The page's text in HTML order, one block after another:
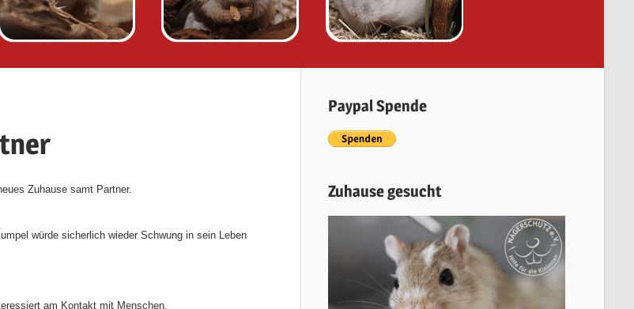
Zuhause samt Partner.
würde sicherlich wieder Schwung in sein Leben
am Kontakt mit Menschen.
Paypal Spende
Zuhause gesucht